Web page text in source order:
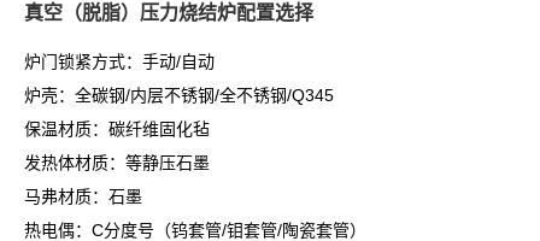
真空（脱脂）压力烧结炉配置选择
炉门锁紧方式：手动/自动
炉壳：全碳钢/内层不锈钢/全不锈钢/Q345
保温材质：碳纤维固化毡
发热体材质：等静压石墨
马弗材质：石墨
热电偶：C分度号（钨套管/钼套管/陶瓷套管）